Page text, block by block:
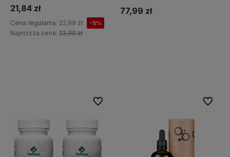
21,84 zł
Cena regularna: 22,99 zł -5%
Najniższa cena: 22,30 zł
77,99 zł
Do ulubionych Do